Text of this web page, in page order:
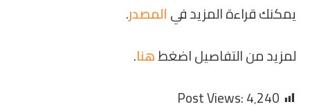
يمكنك قراءة المزيد فيالمصدر.
لمزيد من التفاصيل اضغطهنا.
Post Views:4٬240